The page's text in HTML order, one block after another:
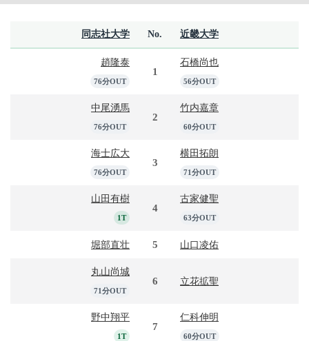
同志社大学 No. 近畿大学
趙隆泰
76分OUT
1
石橋尚也
56分OUT
中尾湧馬
76分OUT
2
竹内嘉章
60分OUT
海士広大
76分OUT
3
横田拓朗
71分OUT
山田有樹
1T
4
古家健聖
63分OUT
堀部直壮 5 山口凌佑
丸山尚城
71分OUT
6 立花拡聖
野中翔平
1T
7
仁科伸明
60分OUT